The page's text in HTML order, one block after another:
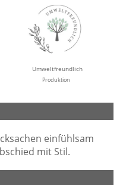
Umweltfreundlich
Produktion
einfühlsam
mit Stil.